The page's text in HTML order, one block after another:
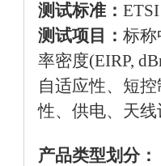
测试标准：
测试项目： 标称
率密度(EIRP,
自适应性、短
性、供电、天
产品类型划分：